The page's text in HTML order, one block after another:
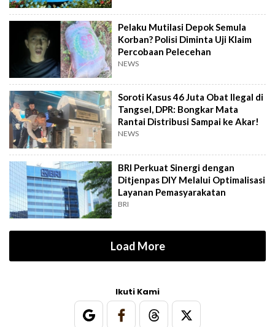
Pelaku Mutilasi Depok Semula
Korban? Polisi Diminta Uji Klaim
Percobaan Pelecehan
NEWS
Soroti Kasus 46 Juta Obat Ilegal di
Tangsel, DPR: Bongkar Mata
Rantai Distribusi Sampai ke Akar!
NEWS
BRI Perkuat Sinergi dengan
Ditjenpas DIY Melalui Optimalisasi
Layanan Pemasyarakatan
BRI
Load More
Ikuti Kami